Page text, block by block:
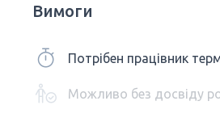
Вимоги
Потрібен працівник
Можливо без досвіду